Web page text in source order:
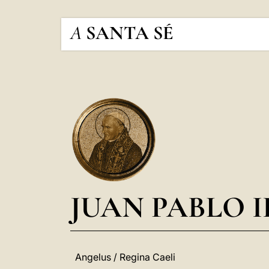
A SANTA SÉ
JUAN PABLO
Angelus / Regina Caeli